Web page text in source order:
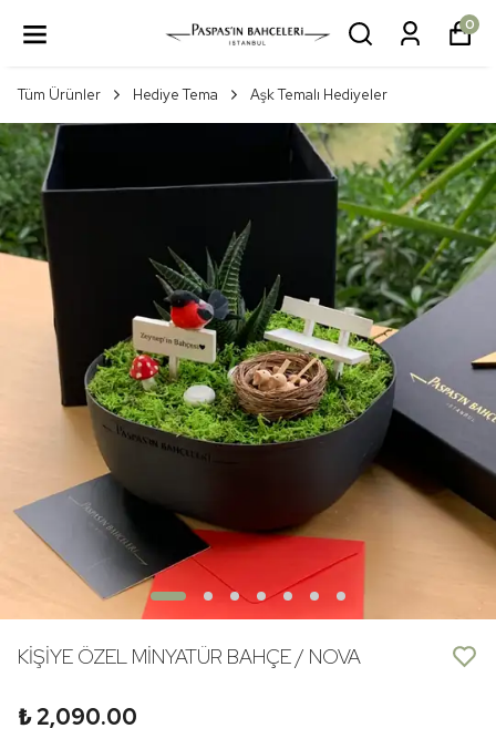
0
Tüm Ürünler Hediye Tema Aşk Temalı Hediyeler
KİŞİYE ÖZEL MİNYATÜR BAHÇE / NOVA
₺ 2,090.00